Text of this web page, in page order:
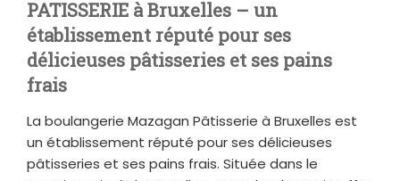
PATISSERIE à Bruxelles – un
établissement réputé pour ses
délicieuses pâtisseries et ses pains
frais
La boulangerie Mazagan Pâtisserie à Bruxelles est
un établissement réputé pour ses délicieuses
pâtisseries et ses pains frais. Située dans le